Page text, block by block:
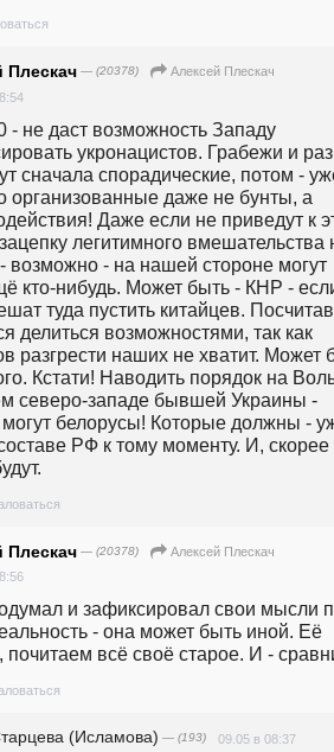
Плескач — (20378)
Алексей Плескач
- не даст возможность Западу
укронацистов. Грабежи и
сначала спорадические, потом -
организованные даже не бунты, а
Даже если не приведут к
легитимного вмешательства
возможно - на нашей стороне могут
кто-нибудь. Может быть - КНР -
туда пустить китайцев.
делиться возможностями, так как
разгрести наших не хватит. Может
Кстати! Наводить порядок на
северо-западе бывшей Украины -
белорусы! Которые должны -
РФ к тому моменту. И, скорее
Плескач — (20378)
Алексей Плескач
и зафиксировал свои мысли
- она может быть иной. Её
почитаем всё своё старое. И -
(Исламова) — (193) 09.05 в 08:37